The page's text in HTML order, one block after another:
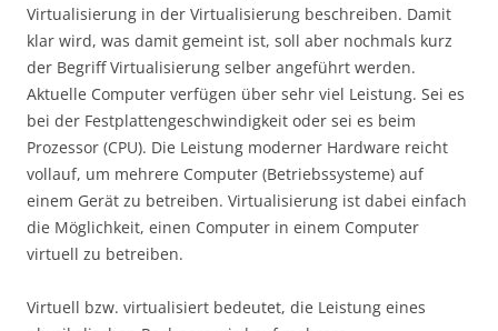
Virtualisierung in der Virtualisierung beschreiben. Damit
klar wird, was damit gemeint ist, soll aber nochmals kurz
der Begriff Virtualisierung selber angeführt werden.
Aktuelle Computer verfügen über sehr viel Leistung. Sei es
bei der Festplattengeschwindigkeit oder sei es beim
Prozessor (CPU). Die Leistung moderner Hardware reicht
vollauf, um mehrere Computer (Betriebssysteme) auf
einem Gerät zu betreiben. Virtualisierung ist dabei einfach
die Möglichkeit, einen Computer in einem Computer
virtuell zu betreiben.
Virtuell bzw. virtualisiert bedeutet, die Leistung eines